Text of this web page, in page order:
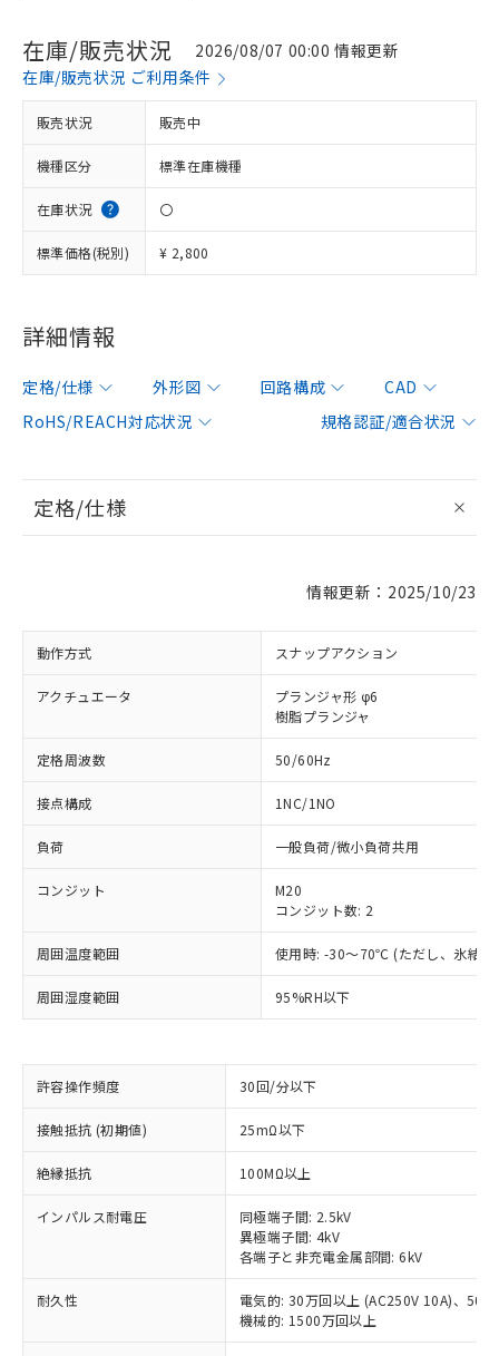
在庫/販売状況
2026/08/07 00:00 情報更新
在庫/販売状況 ご利用条件
販売状況 販売中
機種区分 標準在庫機種
在庫状況 〇
標準価格(税別) ¥ 2,800
詳細情報
定格/仕様 外形図 回路構成
CAD
RoHS/REACH対応状況
規格認証/適合状況
定格/仕様
情報更新：2025/10/23
動作方式 スナップアクション
アクチュエータ
プランジャ形 φ6
樹脂プランジャ
定格周波数 50/60Hz
接点構成 1NC/1NO
負荷 一般負荷/微小負荷共用
コンジット
M20
コンジット数: 2
周囲温度範囲 使用時: -30～70℃ (ただし、氷結し
周囲湿度範囲 95%RH以下
許容操作頻度 30回/分以下
接触抵抗 (初期値) 25mΩ以下
絶縁抵抗 100MΩ以上
インパルス耐電圧
同極端子間: 2.5kV
異極端子間: 4kV
各端子と非充電金属部間: 6kV
耐久性
電気的: 30万回以上 (AC250V 10A)、50
機械的: 1500万回以上
※1 対応状況
対応済み：EU RoHS指令（10物質）の
非含有に対応した製品が提供可能な商品で
対応予定：EU RoHS指令（10物質）の非含
有に対応した製品に切り替える予定のある